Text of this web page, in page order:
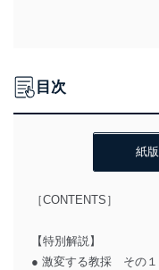
目次
紙版
［CONTENTS］
【特別解説】
● 激変する教採 その１